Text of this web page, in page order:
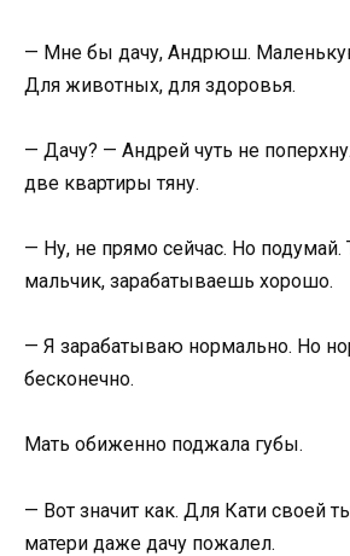
— Мне бы дачу, Андрюш.
Для животных, для здоровья.
— Дачу? — Андрей чуть не
две квартиры тяну.
— Ну, не прямо сейчас. Но
мальчик, зарабатываешь хорошо.
— Я зарабатываю нормально. Но
бесконечно.
Мать обиженно поджала губы.
— Вот значит как. Для Кати своей
матери даже дачу пожалел.